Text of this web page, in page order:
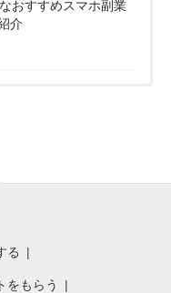
おすすめスマホ副業
介
る
をもらう